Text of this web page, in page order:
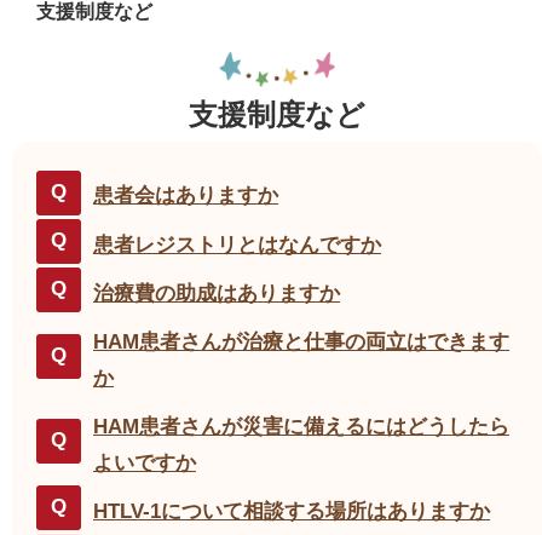
支援制度など
支援制度など
患者会はありますか
患者レジストリとはなんですか
治療費の助成はありますか
HAM患者さんが治療と仕事の両立はできます
か
HAM患者さんが災害に備えるにはどうしたら
よいですか
HTLV-1について相談する場所はありますか